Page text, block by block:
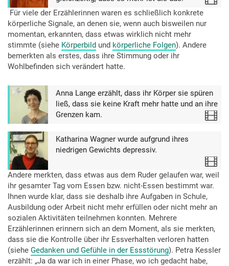
Für viele der Erzählerinnen waren es schließlich konkrete
körperliche Signale, an denen sie, wenn auch bisweilen nur
momentan, erkannten, dass etwas wirklich nicht mehr
stimmte (siehe Körperbild und körperliche Folgen). Andere
bemerkten als erstes, dass ihre Stimmung oder ihr
Wohlbefinden sich verändert hatte.
Anna Lange erzählt, dass ihr Körper sie spüren
ließ, dass sie keine Kraft mehr hatte und an ihre
Grenzen kam.
Katharina Wagner wurde aufgrund ihres
niedrigen Gewichts depressiv.
Andere merkten, dass etwas aus dem Ruder gelaufen war, weil
ihr gesamter Tag vom Essen bzw. nicht-Essen bestimmt war.
Ihnen wurde klar, dass sie deshalb ihre Aufgaben in Schule,
Ausbildung oder Arbeit nicht mehr erfüllen oder nicht mehr an
sozialen Aktivitäten teilnehmen konnten. Mehrere
Erzählerinnen erinnern sich an dem Moment, als sie merkten,
dass sie die Kontrolle über ihr Essverhalten verloren hatten
(siehe Gedanken und Gefühle in der Essstörung). Petra Kessler
erzählt: „Ja da war ich in einer Phase, wo ich gedacht habe,